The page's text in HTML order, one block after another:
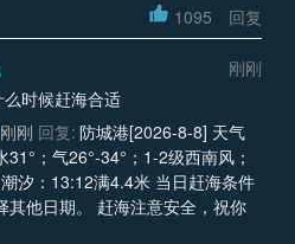
1095 回复
刚刚
时候赶海合适
刚刚 回复: 防城港[2026-8-8] 天气
；气26°-34°；1-2级西南风；
汐：13:12满4.4米 当日赶海条件
其他日期。 赶海注意安全，祝你